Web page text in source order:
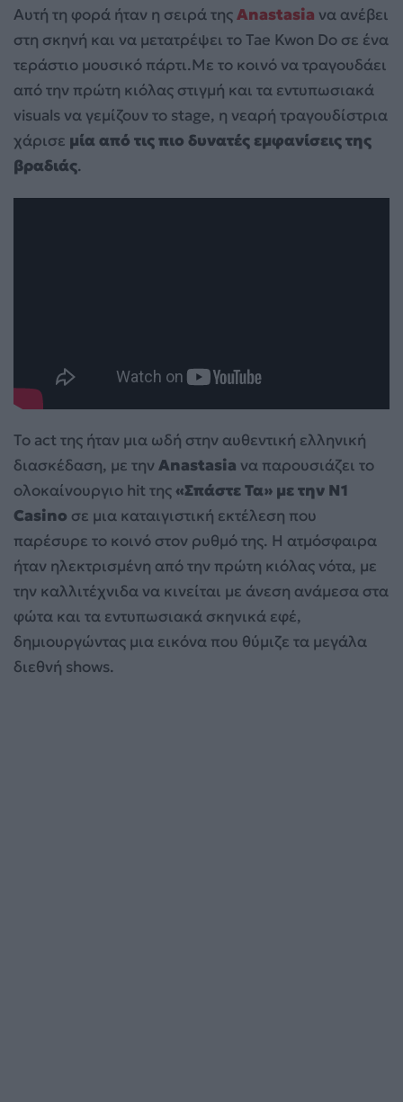
Αυτή τη φορά ήταν η σειρά τηςAnastasia να ανέβει
στη σκηνή και να μετατρέψει το Tae Kwon Do σε ένα
τεράστιο μουσικό πάρτι.Με το κοινό να τραγουδάει
από την πρώτη κιόλας στιγμή και τα εντυπωσιακά
visuals να γεμίζουν το stage, η νεαρή τραγουδίστρια
χάρισε μία από τις πιο δυνατές εμφανίσεις της
βραδιάς.
Το act της ήταν μια ωδή στην αυθεντική ελληνική
διασκέδαση, με τηνAnastasia να παρουσιάζει το
ολοκαίνουργιο hit της«Σπάστε Τα» με την N1
Casino σε μια καταιγιστική εκτέλεση που
παρέσυρε το κοινό στον ρυθμό της. Η ατμόσφαιρα
ήταν ηλεκτρισμένη από την πρώτη κιόλας νότα, με
την καλλιτέχνιδα να κινείται με άνεση ανάμεσα στα
φώτα και τα εντυπωσιακά σκηνικά εφέ,
δημιουργώντας μια εικόνα που θύμιζε τα μεγάλα
διεθνή shows.